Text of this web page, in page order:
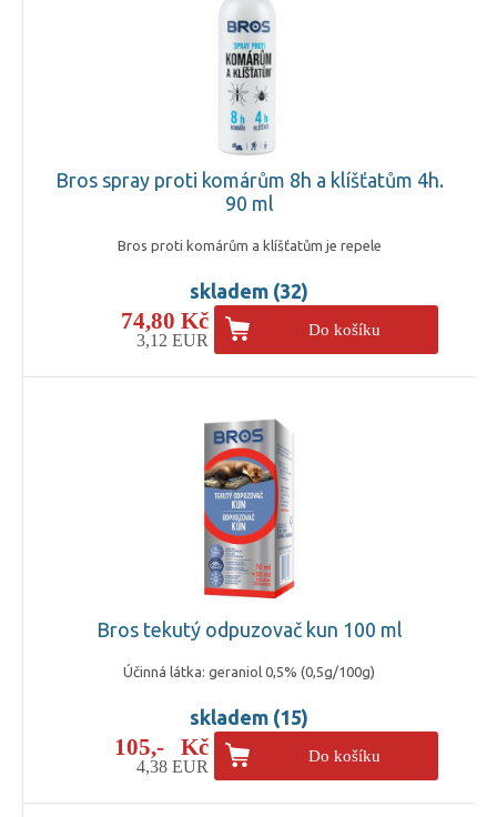
Bros spray proti komárům 8h a klíšťatům 4h.
90 ml
Bros proti komárům a klíšťatům je repele
skladem (32)
74,80 Kč
3,12 EUR
Do košíku
Bros tekutý odpuzovač kun 100 ml
Účinná látka: geraniol 0,5% (0,5g/100g)
skladem (15)
105,- Kč
4,38 EUR
Do košíku